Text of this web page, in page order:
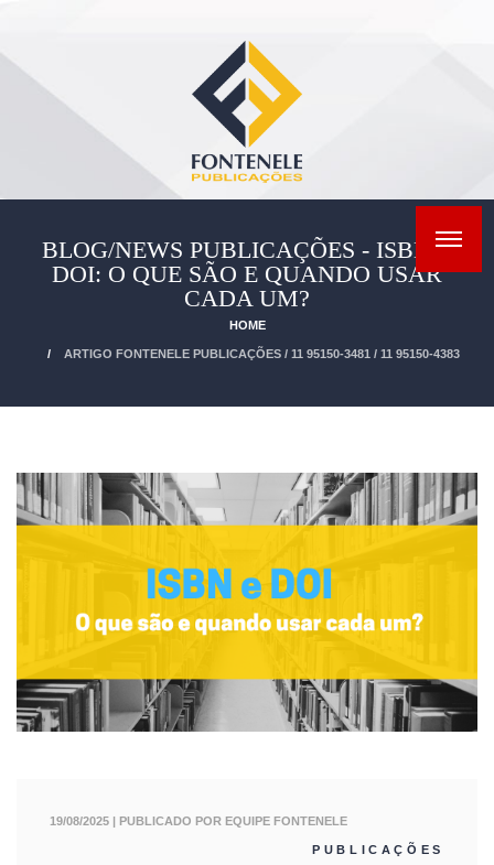
BLOG/NEWS PUBLICAÇÕES - ISBN E
DOI: O QUE SÃO E QUANDO USAR
CADA UM?
HOME
ARTIGO FONTENELE PUBLICAÇÕES / 11 95150-3481 / 11 95150-4383
19/08/2025 | PUBLICADO POR EQUIPE FONTENELE
PUBLICAÇÕES